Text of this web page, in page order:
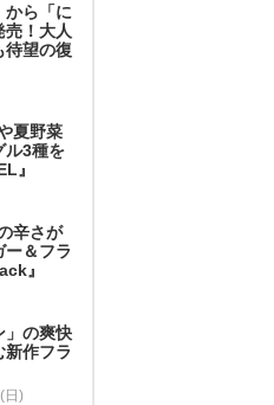
から「に
売！大人
待望の復
夏野菜
ル3種を
』
辛さが
＆フラ
』
」の爽快
作フラ
日)